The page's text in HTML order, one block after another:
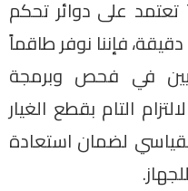
بعيدة. ولأن أجهزة Trane تعتمد على دوائر تحكم
فإننا نوفر طاقماً
في فحص وبرمجة
التام بقطع الغيار
لضمان استعادة